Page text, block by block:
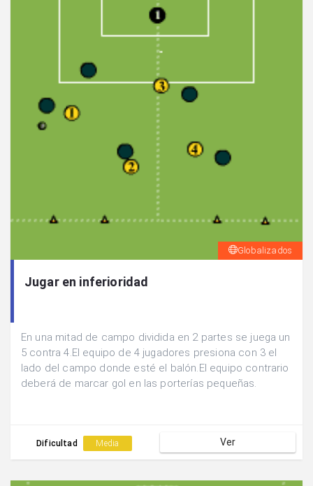
Globalizados
Jugar en inferioridad
En una mitad de campo dividida en 2 partes se juega un
5 contra 4.El equipo de 4 jugadores presiona con 3 el
lado del campo donde esté el balón.El equipo contrario
deberá de marcar gol en las porterías pequeñas.
Dificultad Media Ver